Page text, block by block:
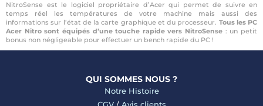
NitroSense est le logiciel propriétaire d’Acer qui permet de suivre en
temps réel les températures de votre machine mais aussi des
informations sur l’état de la carte graphique et du processeur. Tous les PC
Acer Nitro sont équipés d’une touche rapide vers NitroSense : un petit
bonus non négligeable pour effectuer un bench rapide du PC !
QUI SOMMES NOUS ?
Notre Histoire